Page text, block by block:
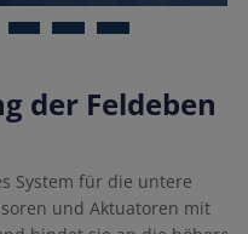
6 7
der Feldeben
System für die untere
und Aktuatoren mit